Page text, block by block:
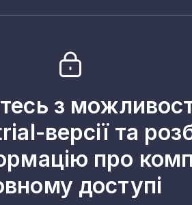
з
версії та
про
доступі